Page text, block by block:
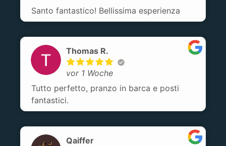
Santo fantastico! Bellissima esperienza
Thomas R.
vor 1 Woche
Tutto perfetto, pranzo in barca e posti
fantastici.
Qaiffer